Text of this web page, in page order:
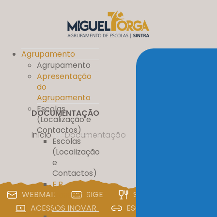
Agrupamento
Agrupamento
Apresentação
do
Agrupamento
Escolas
(Localização e
Contactos)
Escolas
(Localização
e
Contactos)
E.B.
Massamá
nº 1
DOCUMENTAÇÃO
Início //Documentação
WEBMAIL SIGE SIGA
ACESSOS INOVAR
ESCOLA DIGITAL